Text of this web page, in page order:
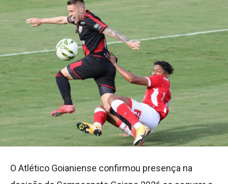
O Atlético Goianiense confirmou presença na